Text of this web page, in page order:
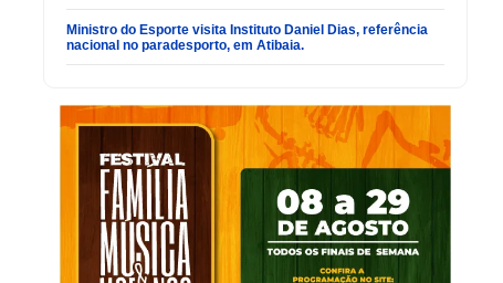
Ministro do Esporte visita Instituto Daniel Dias, referência
nacional no paradesporto, em Atibaia.